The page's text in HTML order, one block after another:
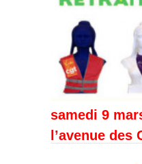
samedi 9
l’avenue des